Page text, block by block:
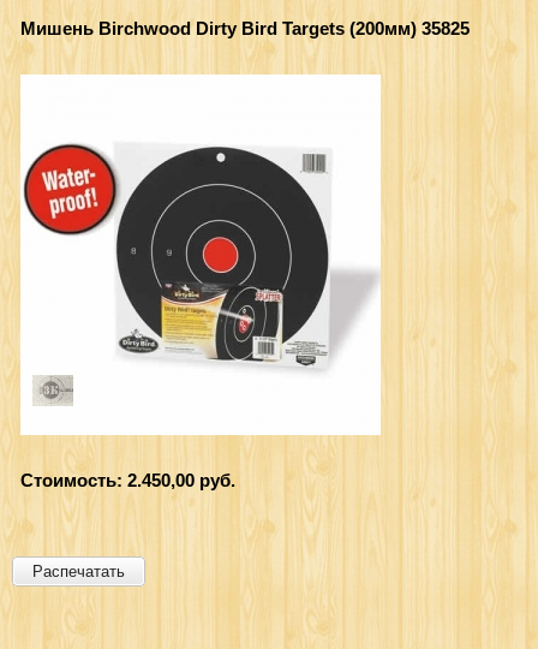
Мишень Birchwood Dirty Bird Targets (200мм) 35825
Стоимость: 2.450,00 руб.
Распечатать